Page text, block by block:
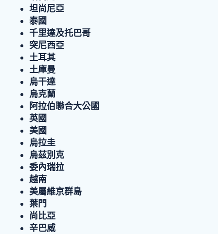
坦尚尼亞
泰國
千里達及托巴哥
突尼西亞
土耳其
土庫曼
烏干達
烏克蘭
阿拉伯聯合大公國
英國
美國
烏拉圭
烏茲別克
委內瑞拉
越南
美屬維京群島
葉門
尚比亞
辛巴威